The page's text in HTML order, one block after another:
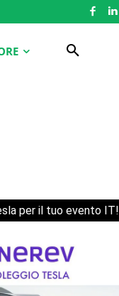
per il tuo evento IT!